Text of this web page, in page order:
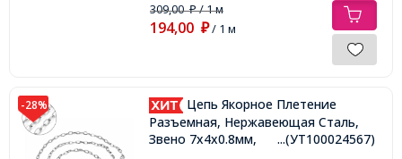
309,00₽/ 1 м
194,00 ₽/ 1 м
-28%
Цепь Якорное Плетение
Разъемная, Нержавеющая Сталь,
Звено 7х4х0.8мм,
...(УТ100024567)